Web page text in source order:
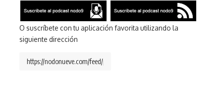
O suscríbete con tu aplicación favorita utilizando la
siguiente dirección